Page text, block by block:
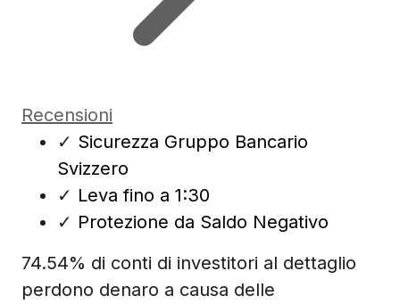
Recensioni
✓ Sicurezza Gruppo Bancario
Svizzero
✓ Leva fino a 1:30
✓ Protezione da Saldo Negativo
74.54% di conti di investitori al dettaglio
perdono denaro a causa delle